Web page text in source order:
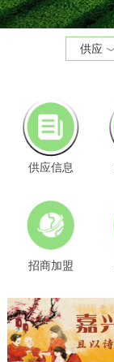
供应
供应信息
招商加盟